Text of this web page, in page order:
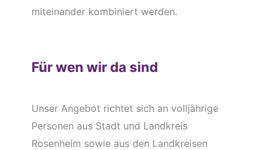
miteinander kombiniert werden.
Für wen wir da sind
Unser Angebot richtet sich an volljährige
Personen aus Stadt und Landkreis
Rosenheim sowie aus den Landkreisen